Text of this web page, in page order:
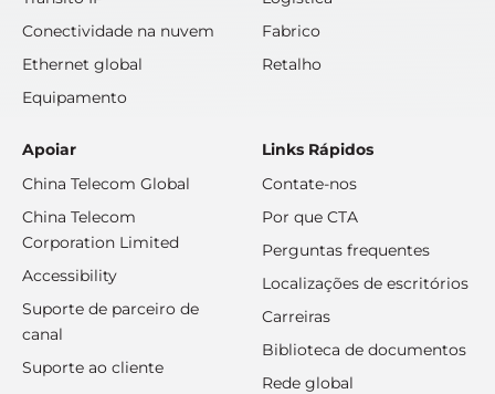
Conectividade na nuvem
Ethernet global
Equipamento
Fabrico
Retalho
Apoiar
China Telecom Global
China Telecom
Corporation Limited
Accessibility
Suporte de parceiro de
canal
Suporte ao cliente
Links Rápidos
Contate-nos
Por que CTA
Perguntas frequentes
Localizações de escritórios
Carreiras
Biblioteca de documentos
Rede global